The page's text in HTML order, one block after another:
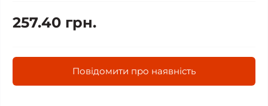
257.40 грн.
Повідомити про наявність